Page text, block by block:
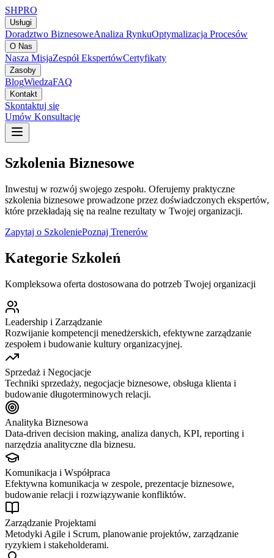
SHPRO
Usługi
Doradztwo BiznesoweAnaliza RynkuOptymalizacja Procesów
O Nas
Nasza MisjaZespół EkspertówCertyfikaty
Zasoby
BlogWiedzaFAQ
Kontakt
Skontaktuj się
Umów Konsultację
Szkolenia Biznesowe
Inwestuj w rozwój swojego zespołu. Oferujemy praktyczne
szkolenia biznesowe prowadzone przez doświadczonych ekspertów,
które przekładają się na realne rezultaty w Twojej organizacji.
Zapytaj o SzkoleniePoznaj Trenerów
Kategorie Szkoleń
Kompleksowa oferta dostosowana do potrzeb Twojej organizacji
Leadership i Zarządzanie
Rozwijanie kompetencji menedżerskich, efektywne zarządzanie
zespołem i budowanie kultury organizacyjnej.
Sprzedaż i Negocjacje
Techniki sprzedaży, negocjacje biznesowe, obsługa klienta i
budowanie długoterminowych relacji.
Analityka Biznesowa
Data-driven decision making, analiza danych, KPI, reporting i
narzędzia analityczne dla biznesu.
Komunikacja i Współpraca
Efektywna komunikacja w zespole, prezentacje biznesowe,
budowanie relacji i rozwiązywanie konfliktów.
Zarządzanie Projektami
Metodyki Agile i Scrum, planowanie projektów, zarządzanie
ryzykiem i stakeholderami.